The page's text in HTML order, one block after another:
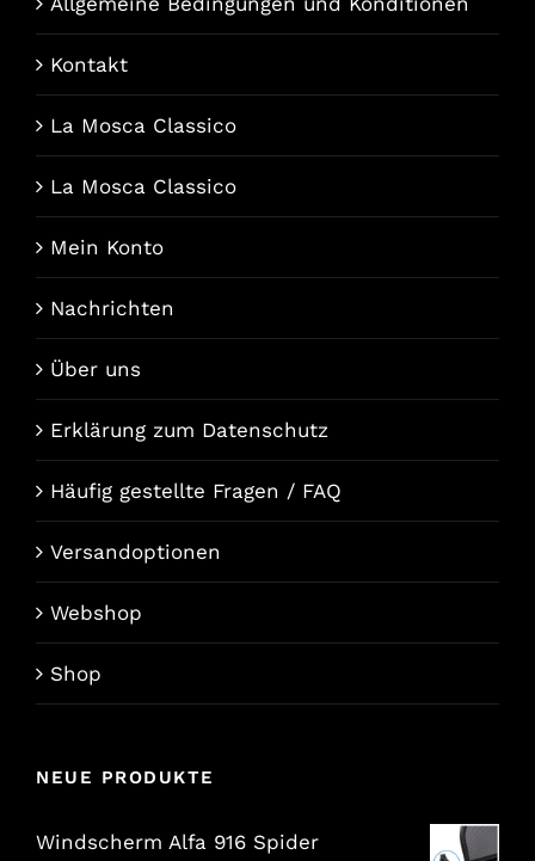
Kontakt
La Mosca Classico
La Mosca Classico
Mein Konto
Nachrichten
Über uns
Erklärung zum Datenschutz
Häufig gestellte Fragen / FAQ
Versandoptionen
Webshop
Shop
NEUE PRODUKTE
Windscherm Alfa 916 Spider